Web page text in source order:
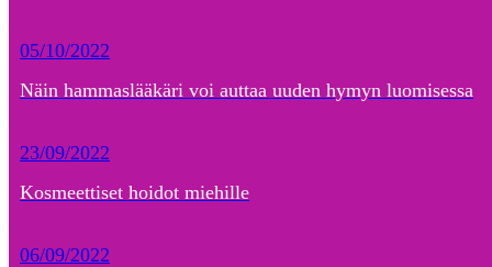
05/10/2022
Näin hammaslääkäri voi auttaa uuden hymyn luomisessa
23/09/2022
Kosmeettiset hoidot miehille
06/09/2022